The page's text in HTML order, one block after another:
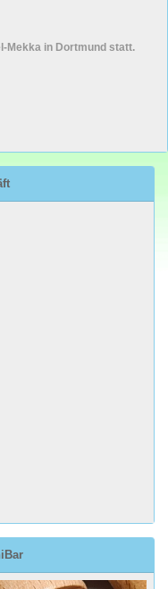
Mekka in Dortmund statt.